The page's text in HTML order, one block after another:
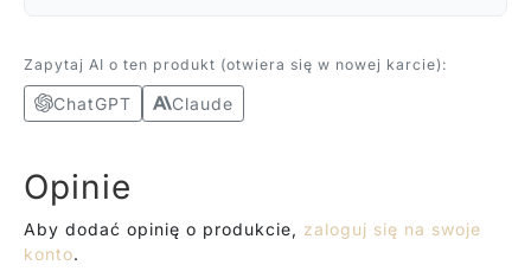
Zapytaj AI o ten produkt (otwiera się w nowej karcie):
ChatGPT Claude
Opinie
Aby dodać opinię o produkcie, zaloguj się na swoje
konto.